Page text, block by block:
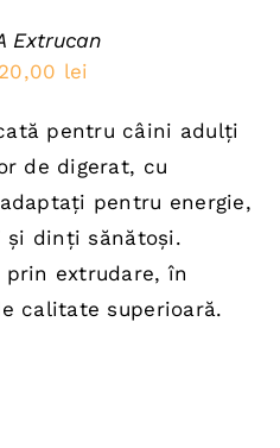
Extrucan
lei.
lei
este:
120,00 lei.
pentru câini adulți
de digerat, cu
pentru energie,
și dinți sănătoși.
prin extrudare, în
calitate superioară.